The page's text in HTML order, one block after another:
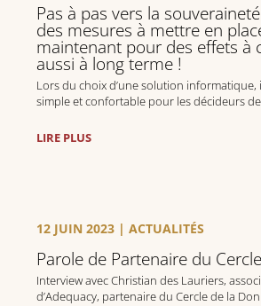
Pas à pas vers la
des mesures à mettre en
maintenant pour des effets à
aussi à long terme !
Lors du choix d’une solution informatique,
simple et confortable pour les décideurs
l’écosystème national ou européen.
LIRE PLUS
Parole de Partenaire du
12 JUIN 2023 |ACTUALITÉS
Interview avec Christian des Lauriers,
d’Adequacy, partenaire du Cercle de la